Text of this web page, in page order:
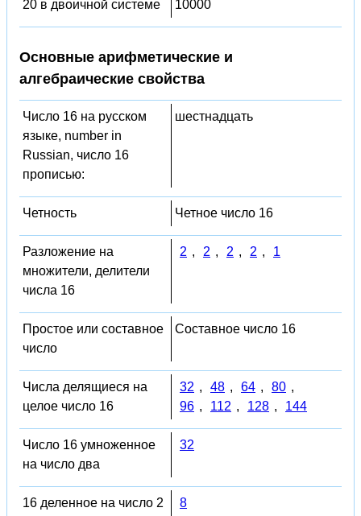
20 в двоичной системе 10000
Основные арифметические и
алгебраические свойства
Число 16 на русском
языке, number in
Russian, число 16
прописью:
шестнадцать
Четность Четное число 16
Разложение на
множители, делители
числа 16
2 , 2 , 2 , 2 , 1
Простое или составное
число
Составное число 16
Числа делящиеся на
целое число 16
32 , 48 , 64 , 80 ,
96 , 112 , 128 , 144
Число 16 умноженное
на число два
32
16 деленное на число 2 8